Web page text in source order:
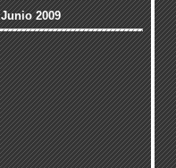
Junio 2009